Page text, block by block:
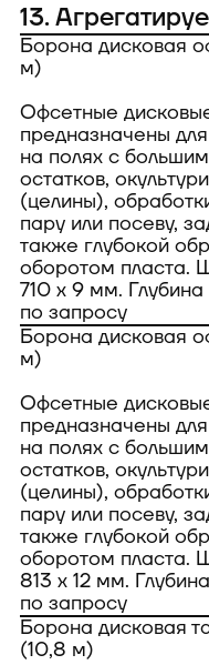
13.
Борона дисковая
м)
Офсетные
предназначены
на полях с
остатков,
(целины),
пару или посеву,
также глубокой
оборотом пласта.
710 х 9 мм.
по запросу
Борона дисковая
м)
Офсетные
предназначены
на полях с
остатков,
(целины),
пару или посеву,
также глубокой
оборотом пласта.
813 х 12 мм.
по запросу
Борона дисковая
(10,8 м)